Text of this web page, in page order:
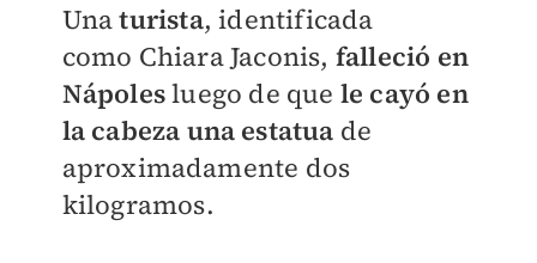
Unaturista, identificada
como Chiara Jaconis, falleció en
Nápolesluego de que le cayó en
la cabeza una estatua de
aproximadamente dos
kilogramos.